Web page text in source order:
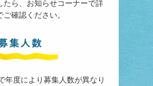
たら、お知らせコーナーで詳
確認ください。
年度により募集人数が異なり